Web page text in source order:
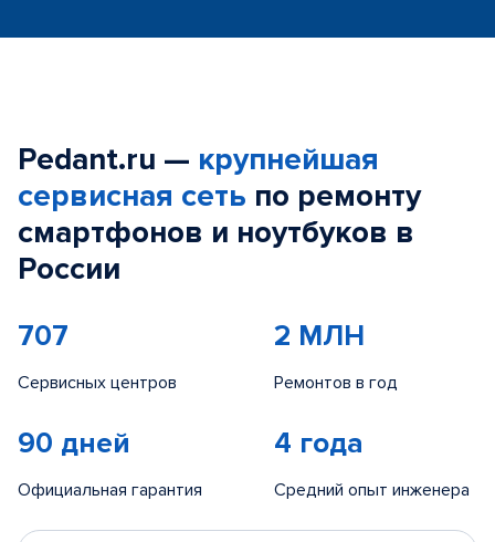
Pedant.ru — крупнейшая
сервисная сеть по ремонту
смартфонов и ноутбуков в
России
707
Сервисных центров
2 МЛН
Ремонтов в год
90 дней
Официальная гарантия
4 года
Средний опыт инженера